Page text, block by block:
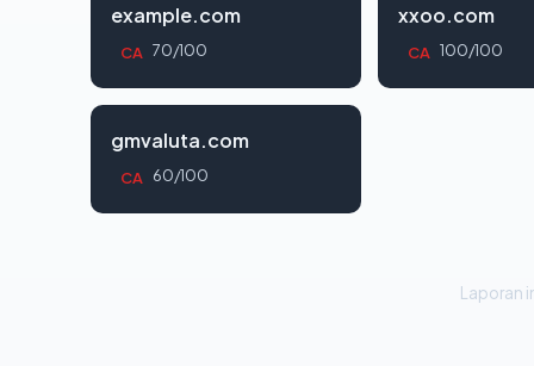
example.com
CA 70/100
xxoo.com
CA 100/100
gmvaluta.com
CA 60/100
Laporan